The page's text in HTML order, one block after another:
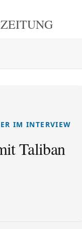
IM INTERVIEW
Taliban